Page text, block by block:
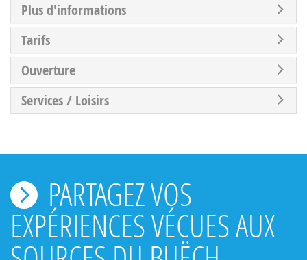
Plus d'informations
Tarifs
Ouverture
Services / Loisirs
PARTAGEZ VOS
EXPÉRIENCES VÉCUES AUX